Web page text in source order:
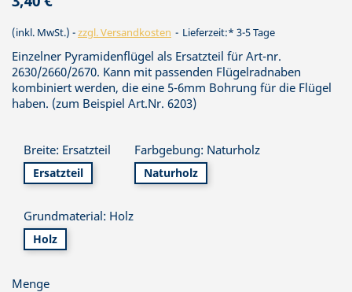
(inkl. MwSt.) zzgl. Versandkosten Lieferzeit:* 3-5 Tage
Einzelner Pyramidenflügel als Ersatzteil für Art-nr.
2630/2660/2670. Kann mit passenden Flügelradnaben
kombiniert werden, die eine 5-6mm Bohrung für die Flügel
haben. (zum Beispiel Art.Nr. 6203)
Breite: Ersatzteil
Ersatzteil
Farbgebung: Naturholz
Naturholz
Grundmaterial: Holz
Holz
Menge